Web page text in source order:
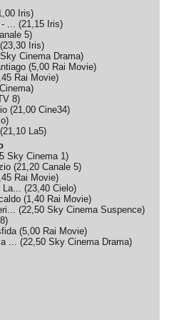
Iris)
... (21,15 Iris)
5)
(23,30 Iris)
Sky Cinema Drama)
(5,00 Rai Movie)
Rai Movie)
)
8)
(21,00 Cine34)
)
(21,10 La5)
Sky Cinema 1)
(21,20 Canale 5)
Rai Movie)
La... (23,40 Cielo)
(1,40 Rai Movie)
(22,50 Sky Cinema Suspence)
)
(5,00 Rai Movie)
... (22,50 Sky Cinema Drama)